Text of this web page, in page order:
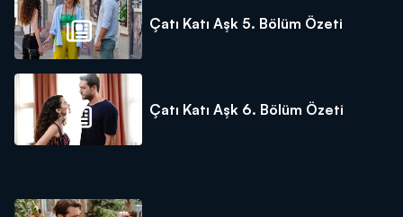
Çatı Katı Aşk 5. Bölüm Özeti
Çatı Katı Aşk 6. Bölüm Özeti